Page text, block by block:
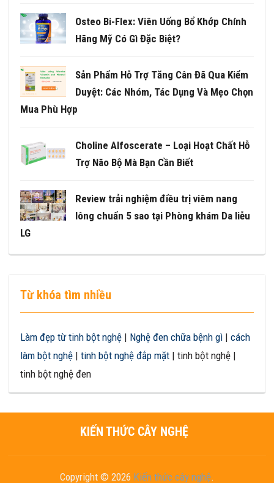
Osteo Bi-Flex: Viên Uống Bổ Khớp Chính
Hãng Mỹ Có Gì Đặc Biệt?
Sản Phẩm Hỗ Trợ Tăng Cân Đã Qua Kiểm
Duyệt: Các Nhóm, Tác Dụng Và Mẹo Chọn
Mua Phù Hợp
Choline Alfoscerate – Loại Hoạt Chất Hỗ
Trợ Não Bộ Mà Bạn Cần Biết
Review trải nghiệm điều trị viêm nang
lông chuẩn 5 sao tại Phòng khám Da liễu
LG
Từ khóa tìm nhiều
Làm đẹp từ tinh bột nghệ | Nghệ đen chữa bệnh gì |cách
làm bột nghệ |tinh bột nghệ đắp mặt | tinh bột nghệ |
tinh bột nghệ đen
KIẾN THỨC CÂY NGHỆ
Copyright © 2026 Kiến thức cây nghệ.